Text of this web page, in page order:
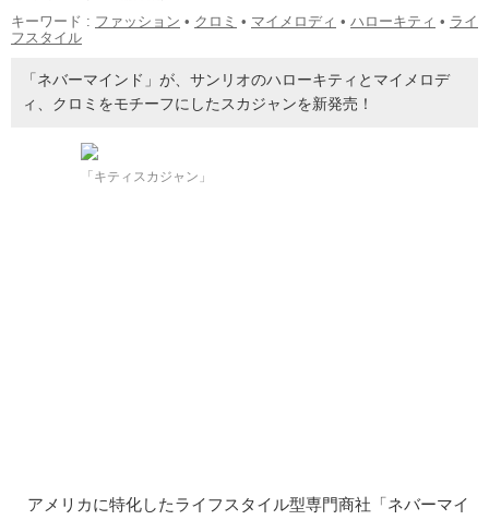
キーワード : ファッション • クロミ • マイメロディ • ハローキティ • ライ
フスタイル
「ネバーマインド」が、サンリオのハローキティとマイメロデ
ィ、クロミをモチーフにしたスカジャンを新発売！
「キティスカジャン」
アメリカに特化したライフスタイル型専門商社「ネバーマイ